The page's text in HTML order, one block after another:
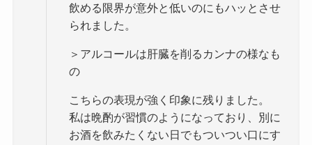
飲める限界が意外と低いのにもハッとさせ
られました。
＞アルコールは肝臓を削るカンナの様なも
の
こちらの表現が強く印象に残りました。
私は晩酌が習慣のようになっており、別に
お酒を飲みたくない日でもついつい口にす